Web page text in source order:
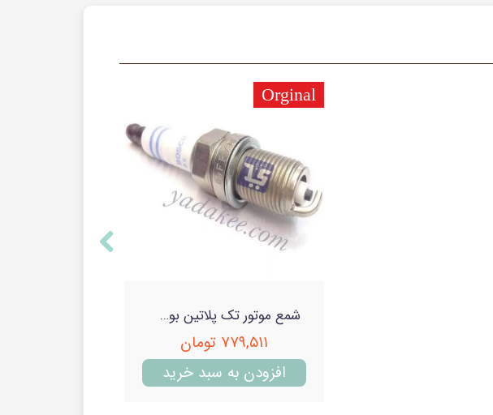
شمع موتور تک پلاتین بوش اصل روسی پایه استاندار جعبه سیتروئن (Bosch)
۷۷۹,۵۱۱ تومان
افزودن به سبد خرید
Orginal